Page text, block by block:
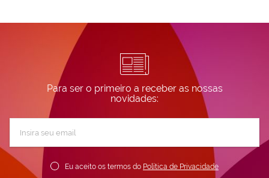
Para ser o primeiro a receber as nossas
novidades:
Newsletter:
Eu aceito os termos do Política de Privacidade